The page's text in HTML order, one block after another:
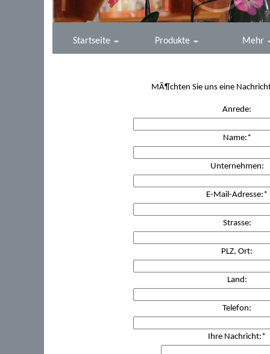
Startseite Produkte Mehr
MÃ¶chten Sie uns eine
Anrede:
Name:*
Unternehmen:
E-Mail-Adresse:*
Strasse:
PLZ, Ort:
Land:
Telefon:
Ihre Nachricht:*